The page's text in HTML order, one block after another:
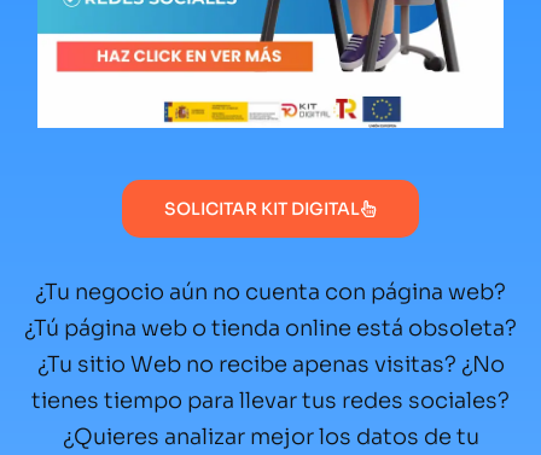
¿Tu negocio aún no cuenta con página web?
¿Tú página web o tienda online está obsoleta?
¿Tu sitio Web no recibe apenas visitas? ¿No
tienes tiempo para llevar tus redes sociales?
¿Quieres analizar mejor los datos de tu
SOLICITAR KIT DIGITAL